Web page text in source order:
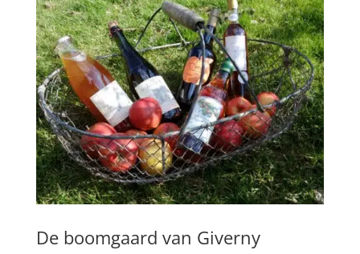
De boomgaard van Giverny